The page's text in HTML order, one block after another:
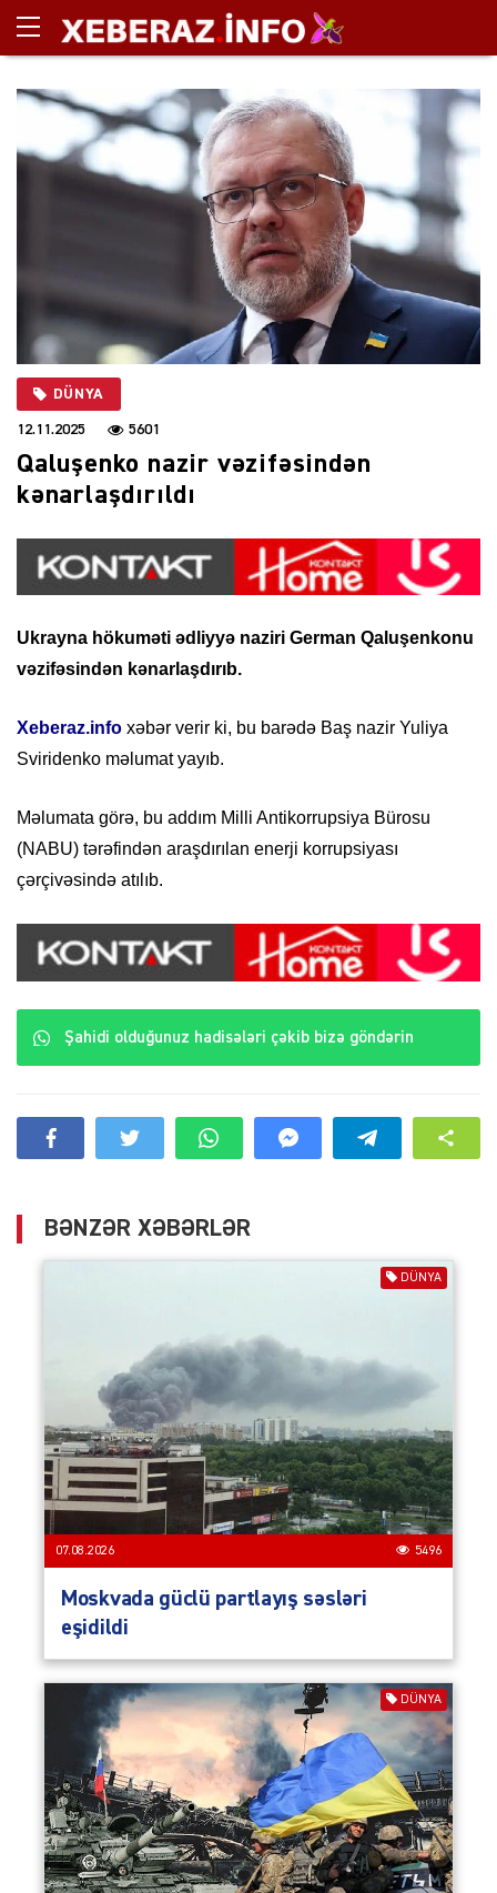
DÜNYA
12.11.2025 5601
Qaluşenko nazir vəzifəsindən
kənarlaşdırıldı
Ukrayna hökuməti ədliyyə naziri German Qaluşenkonu
vəzifəsindən kənarlaşdırıb.
Xeberaz.info xəbər verir ki, bu barədə Baş nazir Yuliya
Sviridenko məlumat yayıb.
Məlumata görə, bu addım Milli Antikorrupsiya Bürosu
(NABU) tərəfindən araşdırılan enerji korrupsiyası
çərçivəsində atılıb.
Şahidi olduğunuz hadisələri çəkib bizə göndərin
BƏNZƏR XƏBƏRLƏR
DÜNYA
07.08.2026 5496
Moskvada güclü partlayış səsləri
eşidildi
DÜNYA